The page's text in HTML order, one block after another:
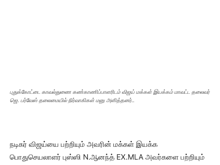
புதுக்கோட்டை காவல்துணை கண்காணிப்பாளரிடம் விஜய் மக்கள் இயக்கம் மாவட்ட தலைவர்
ஜெ. பர்வேஸ் தலைமையில் நிர்வாகிகள் மனு அளித்தனர்..
நடிகர் விஜய்யை பற்றியும் அவரின் மக்கள் இயக்க
பொதுசெயலாளர் புஸ்ஸி N.ஆனந்த் EX.MLA அவர்களை பற்றியும்